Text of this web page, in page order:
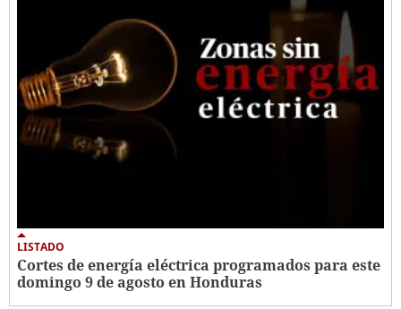
LISTADO
Cortes de energía eléctrica programados para este
domingo 9 de agosto en Honduras